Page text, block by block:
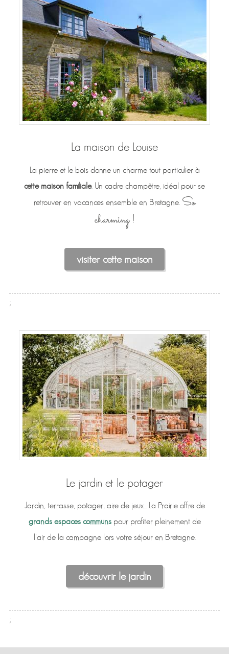
La maison de Louise
La pierre et le bois donne un charme tout particulier à
cette maison familiale. Un cadre champêtre, idéal pour se
retrouver en vacances ensemble en Bretagne. So
charming !
visiter cette maison
;
Le jardin et le potager
Jardin, terrasse, potager, aire de jeux... La Prairie offre de
grands espaces communspour profiter pleinement de
l'air de la campagne lors votre séjour en Bretagne.
découvrir le jardin
;